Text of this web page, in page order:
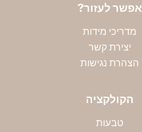
?אפשר לעזור
מדריכי מידות
יצירת קשר
הצהרת נגישות
הקולקציה
טבעות